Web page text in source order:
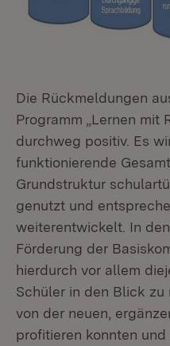
Die Rückmeldungen
Programm „Lernen mit
durchweg positiv. Es
funktionierende
Grundstruktur
genutzt und
weiterentwickelt. In
Förderung der
hierdurch vor allem
Schüler in den Blick
von der neuen,
profitieren konnten